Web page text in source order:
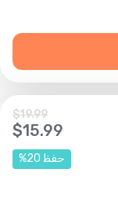
$19.99
$15.99
حفظ 20
%